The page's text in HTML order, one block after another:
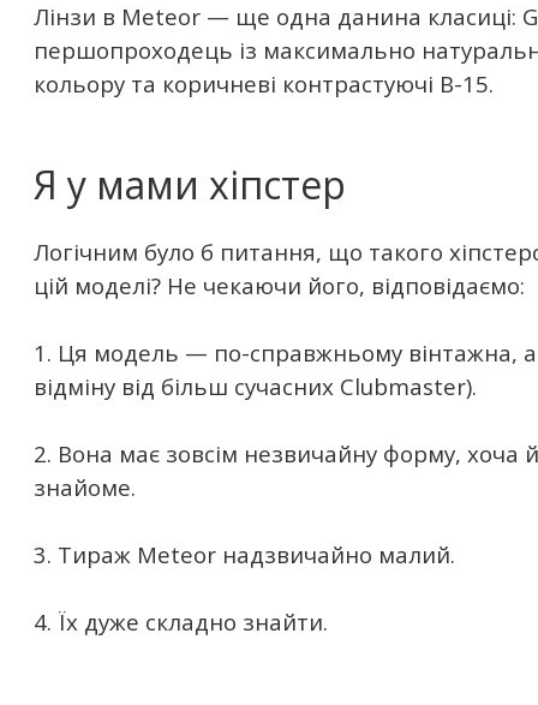
Лінзи в Meteor — ще одна данина класиці:
першопроходець із максимально
кольору та коричневі контрастуючі B-15.
Я у мами хіпстер
Логічним було б питання, що такого
цій моделі? Не чекаючи його, відповідаємо:
1. Ця модель — по-справжньому вінтажна,
відміну від більш сучасних Clubmaster).
2. Вона має зовсім незвичайну форму, хоча
знайоме.
3. Тираж Meteor надзвичайно малий.
4. Їх дуже складно знайти.